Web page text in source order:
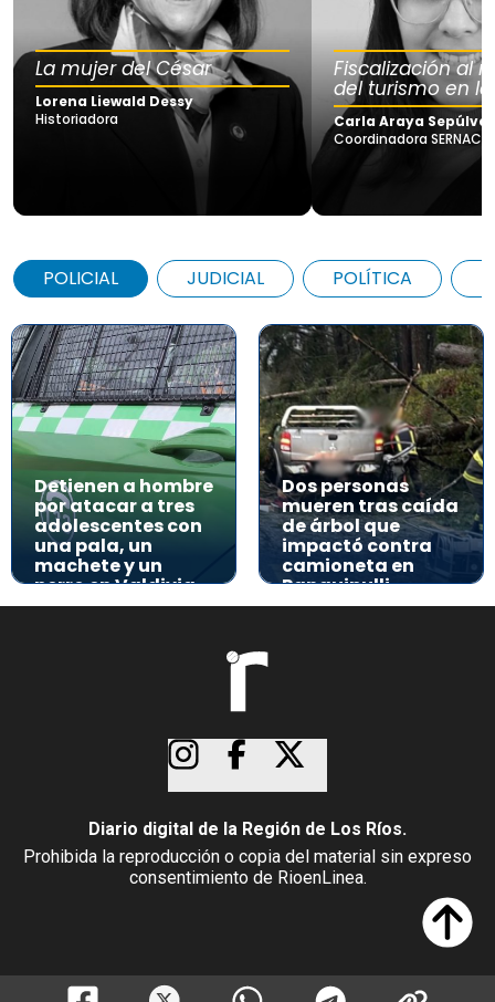
La mujer del César
Lorena Liewald Dessy
Historiadora
Fiscalización al
del turismo en
Carla Araya
Coordinadora SERNAC
POLICIAL JUDICIAL POLÍTICA
Detienen a hombre
por atacar a tres
adolescentes con
una pala, un
machete y un
perro en Valdivia
Dos personas
mueren tras caída
de árbol que
impactó contra
camioneta en
Panguipulli
Diario digital de la Región de Los Ríos.
Prohibida la reproducción o copia del material sin expreso
consentimiento de RioenLinea.